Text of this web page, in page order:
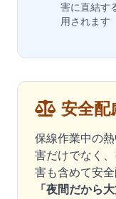
害に直結す
用されます
安全配
保線作業中の
害だけでなく
害も含めて安
「夜間だから